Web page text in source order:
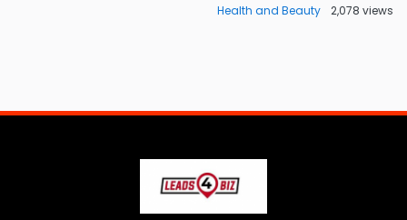
Health and Beauty 2,078 views